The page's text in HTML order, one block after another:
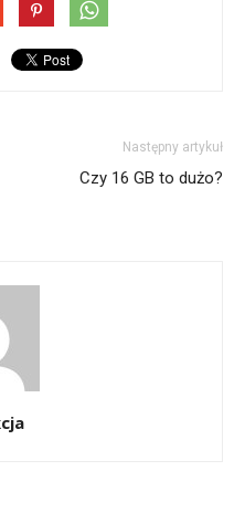
Następny artykuł
Czy 16 GB to dużo?